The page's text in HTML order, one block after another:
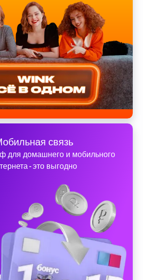
связь
для домашнего и мобильного
- это выгодно